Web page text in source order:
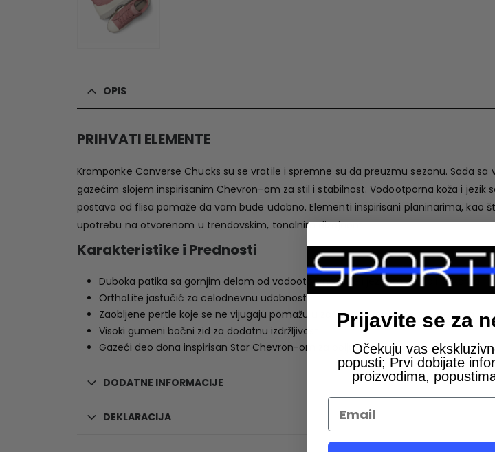
OPIS
PRIHVATI ELEMENTE
Kramponke Converse Chucks su se vratile i spremne su da preuzmu sezonu. Sada
gazećim slojem inspirisanim Chevron-om za stil i stabilnost. Vodootporna koža i
postava od flisa pomaže da vam bude udobno. Elementi inspirisani planinarima, kao
upotrebu na otvorenom u trendovskim, tonalnim dizajnom.
Karakteristike i Prednosti
Duboka patika sa gornjim delom od vodootporne kože i jezikom od poli-žakarda
OrthoLite jastučić za celodnevnu udobnost
Zaobljene pertle koje se ne vijugaju pomažu u zaštiti od vremenskih nepogoda
Visoki gumeni bočni zid za dodatnu izdržljivost
Gazeći deo đona inspirisan Star Chevron-om za bolju trakciju i izražajniji stav
DODATNE INFORMACIJE
DEKLARACIJA
Prijavite se za
Očekuju vas
popusti; Prvi dobijate
proizvodima,